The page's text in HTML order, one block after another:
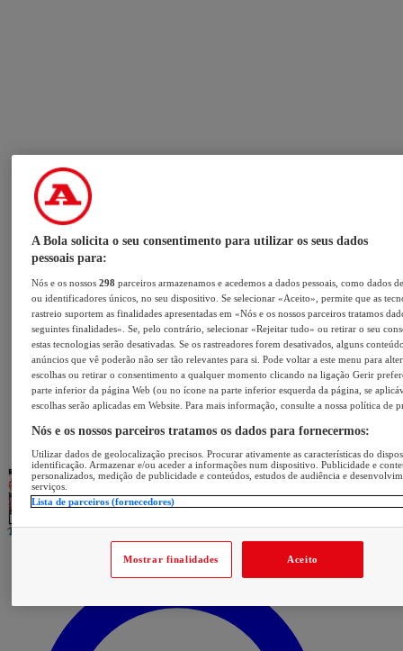
A Bola solicita o seu consentimento para utilizar os seus dados
pessoais para:
Nós e os nossos298 parceiros armazenamos e acedemos a dados pessoais, como dados
ou identificadores únicos, no seu dispositivo. Se selecionar «Aceito», permite que as
rastreio suportem as finalidades apresentadas em «Nós e os nossos parceiros tratamos
seguintes finalidades». Se, pelo contrário, selecionar «Rejeitar tudo» ou retirar o seu
estas tecnologias serão desativadas. Se os rastreadores forem desativados, alguns
anúncios que vê poderão não ser tão relevantes para si. Pode voltar a este menu para
escolhas ou retirar o consentimento a qualquer momento clicando na ligação Gerir
parte inferior da página Web (ou no ícone na parte inferior esquerda da página, se
escolhas serão aplicadas em Website. Para mais informação, consulte a nossa política de
Nós e os nossos parceiros tratamos os dados para fornecermos:
Utilizar dados de geolocalização precisos. Procurar ativamente as características do
identificação. Armazenar e/ou aceder a informações num dispositivo. Publicidade e
personalizados, medição de publicidade e conteúdos, estudos de audiência e
serviços.
Lista de parceiros (fornecedores)
Mostrar finalidades Aceito